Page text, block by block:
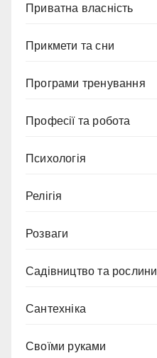
Приватна власність
Прикмети та сни
Програми тренування
Професії та робота
Психологія
Релігія
Розваги
Садівництво та рослини
Сантехніка
Своїми руками